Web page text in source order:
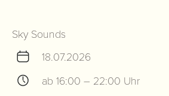
Sky Sounds
18.07.2026
ab 16:00 – 22:00 Uhr